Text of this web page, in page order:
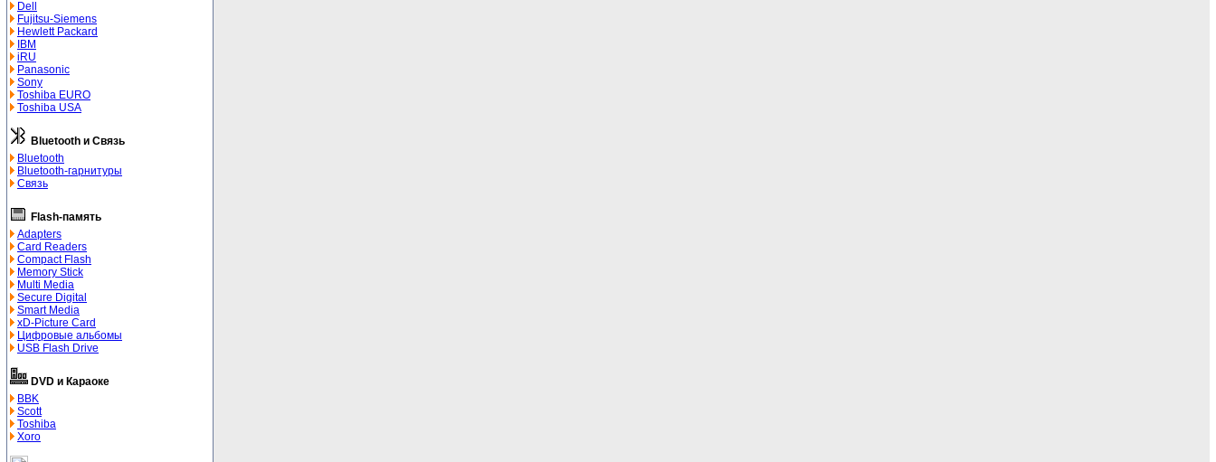
Dell
Fujitsu-Siemens
Hewlett Packard
IBM
iRU
Panasonic
Sony
Toshiba EURO
Toshiba USA
Bluetooth и Связь
Bluetooth
Bluetooth-гарнитуры
Связь
Flash-память
Adapters
Card Readers
Compact Flash
Memory Stick
Multi Media
Secure Digital
Smart Media
xD-Picture Card
Цифровые альбомы
USB Flash Drive
DVD и Караоке
BBK
Scott
Toshiba
Xoro